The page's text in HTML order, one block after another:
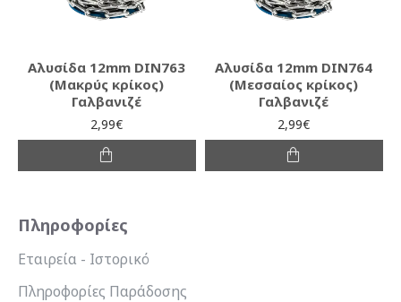
Αλυσίδα 12mm DIN763
(Μακρύς κρίκος)
Γαλβανιζέ
2,99€
Αλυσίδα 12mm DIN764
(Μεσσαίος κρίκος)
Γαλβανιζέ
2,99€
Πληροφορίες
Εταιρεία - Ιστορικό
Πληροφορίες Παράδοσης